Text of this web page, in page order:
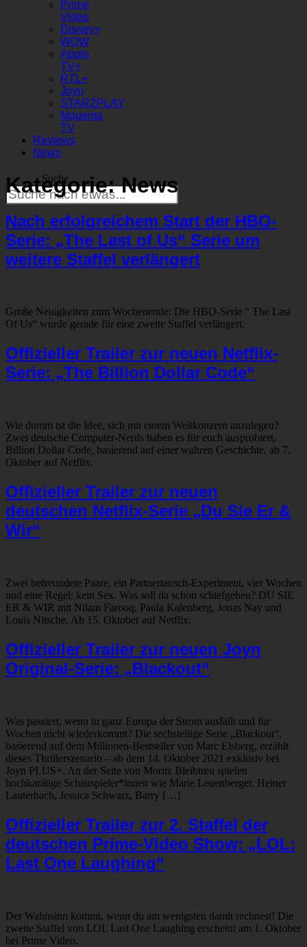
Prime
Video
Disney+
WOW
Apple
TV+
RTL+
Joyn
STARZPLAY
Magenta
TV
Reviews
News
Suche
Kategorie:News
Nach erfolgreichem Start der HBO-
Serie: „The Last of Us“ Serie um
weitere Staffel verlängert
Große Neuigkeiten zum Wochenende: Die HBO-Serie “ The Last
Of Us“ wurde gerade für eine zweite Staffel verlängert.
Offizieller Trailer zur neuen Netflix-
Serie: „The Billion Dollar Code“
Wie dumm ist die Idee, sich mit einem Weltkonzern anzulegen?
Zwei deutsche Computer-Nerds haben es für euch ausprobiert.
Billion Dollar Code, basierend auf einer wahren Geschichte, ab 7.
Oktober auf Netflix.
Offizieller Trailer zur neuen
deutschen Netflix-Serie „Du Sie Er &
Wir“
Zwei befreundete Paare, ein Partnertausch-Experiment, vier Wochen
und eine Regel: kein Sex. Was soll da schon schiefgehen? DU SIE
ER & WIR mit Nilam Farooq, Paula Kalenberg, Jonas Nay und
Louis Nitsche. Ab 15. Oktober auf Netflix.
Offizieller Trailer zur neuen Joyn
Original-Serie: „Blackout“
Was passiert, wenn in ganz Europa der Strom ausfällt und für
Wochen nicht wiederkommt? Die sechsteilige Serie „Blackout“,
basierend auf dem Millionen-Bestseller von Marc Elsberg, erzählt
dieses Thrillerszenario – ab dem 14. Oktober 2021 exklusiv bei
Joyn PLUS+. An der Seite von Moritz Bleibtreu spielen
hochkarätige Schauspieler*innen wie Marie Leuenberger, Heiner
Lauterbach, Jessica Schwarz, Barry […]
Offizieller Trailer zur 2. Staffel der
deutschen Prime-Video Show: „LOL:
Last One Laughing“
Der Wahnsinn kommt, wenn du am wenigsten damit rechnest! Die
zweite Staffel von LOL Last One Laughing erscheint am 1. Oktober
bei Prime Video.